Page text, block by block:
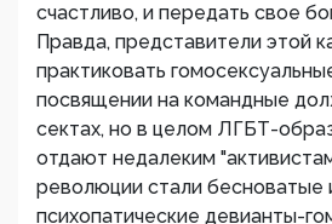
счастливо, и передать свое
Правда, представители этой
практиковать
посвящении на командные
сектах, но в целом ЛГБТ-
отдают недалеким
революции стали бесноватые
психопатические девианты-